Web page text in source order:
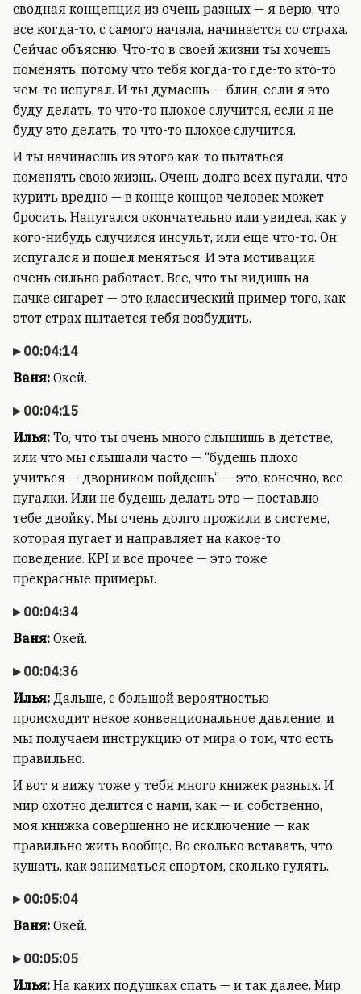
сводная концепция из очень разных — я верю, что
все когда-то, с самого начала, начинается со страха.
Сейчас объясню. Что-то в своей жизни ты хочешь
поменять, потому что тебя когда-то где-то кто-то
чем-то испугал. И ты думаешь — блин, если я это
буду делать, то что-то плохое случится, если я не
буду это делать, то что-то плохое случится.
И ты начинаешь из этого как-то пытаться
поменять свою жизнь. Очень долго всех пугали, что
курить вредно — в конце концов человек может
бросить. Напугался окончательно или увидел, как у
кого-нибудь случился инсульт, или еще что-то. Он
испугался и пошел меняться. И эта мотивация
очень сильно работает. Все, что ты видишь на
пачке сигарет — это классический пример того, как
этот страх пытается тебя возбудить.
00:04:14
Ваня: Окей.
00:04:15
Илья: То, что ты очень много слышишь в детстве,
или что мы слышали часто — “будешь плохо
учиться — дворником пойдешь“ — это, конечно, все
пугалки. Или не будешь делать это — поставлю
тебе двойку. Мы очень долго прожили в системе,
которая пугает и направляет на какое-то
поведение. KPI и все прочее — это тоже
прекрасные примеры.
00:04:34
Ваня: Окей.
00:04:36
Илья: Дальше, с большой вероятностью
происходит некое конвенциональное давление, и
мы получаем инструкцию от мира о том, что есть
правильно.
И вот я вижу тоже у тебя много книжек разных. И
мир охотно делится с нами, как — и, собственно,
моя книжка совершенно не исключение — как
правильно жить вообще. Во сколько вставать, что
кушать, как заниматься спортом, сколько гулять.
00:05:04
Ваня: Окей.
00:05:05
Илья: На каких подушках спать — и так далее. Мир